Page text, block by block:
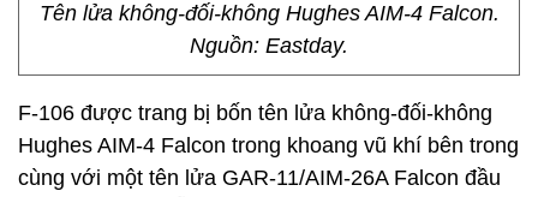
Tên lửa không-đối-không Hughes AIM-4 Falcon.
Nguồn: Eastday.
F-106 được trang bị bốn tên lửa không-đối-không
Hughes AIM-4 Falcon trong khoang vũ khí bên trong
cùng với một tên lửa GAR-11/AIM-26A Falcon đầu